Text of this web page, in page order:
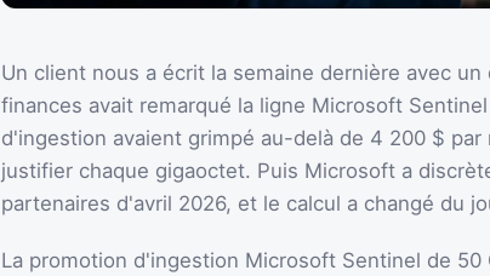
Un client nous a écrit la semaine dernière avec
finances avait remarqué la ligne Microsoft
d'ingestion avaient grimpé au-delà de 4 200 $
justifier chaque gigaoctet. Puis Microsoft a
partenaires d'avril 2026, et le calcul a changé du
La promotion d'ingestion Microsoft Sentinel de